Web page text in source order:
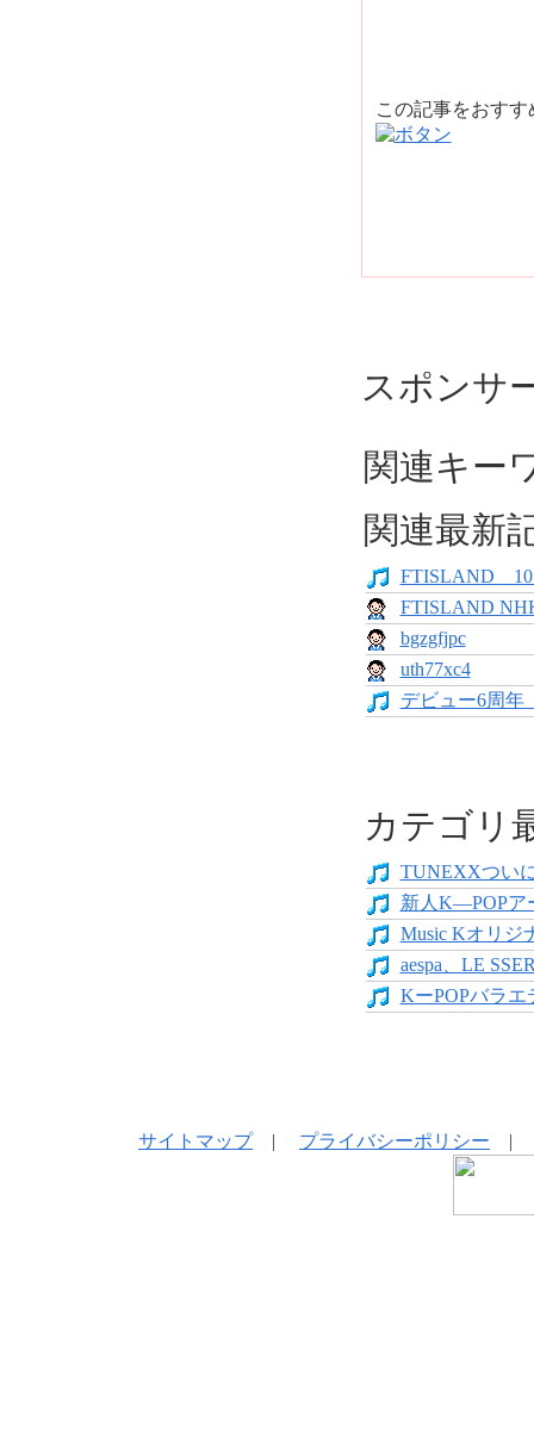
この記事をおす
スポンサ
関連キー
関連最新
FTISLAND 10
FTISLAND
bgzgfjpc
uth77xc4
デビュー6周
カテゴリ
TUNEXXつい
新人K―POPア
Music Kオリジ
aespa、LE
KーPOPバラエ
サイトマップ| プライバシーポリシー